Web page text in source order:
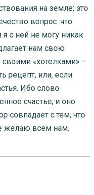
на земле; это
вопрос: что
я с ней не могу никак
нам свою
своими «хотелками» –
рецепт, или, если
Ибо слово
счастье, и оно
совпадает с тем, что
желаю всем нам.